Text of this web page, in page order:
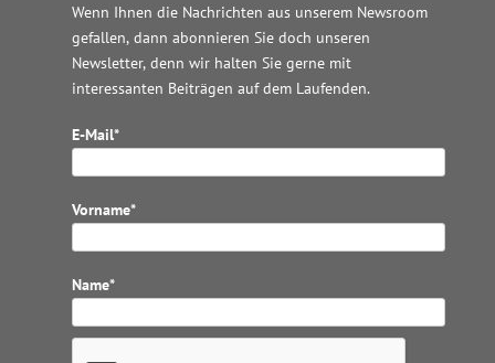
Wenn Ihnen die Nachrichten aus unserem Newsroom
gefallen, dann abonnieren Sie doch unseren
Newsletter, denn wir halten Sie gerne mit
interessanten Beiträgen auf dem Laufenden.
E-Mail*
Vorname*
Name*